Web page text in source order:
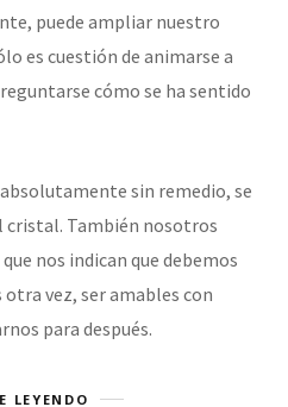
puede ampliar nuestro
es cuestión de animarse a
cómo se ha sentido
sin remedio, se
cristal. También nosotros
nos indican que debemos
vez, ser amables con
para después.
LEYENDO